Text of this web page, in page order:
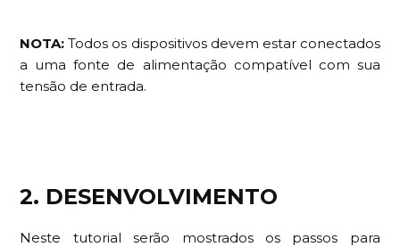
NOTA: Todos os dispositivos devem estar conectados
a uma fonte de alimentação compatível com sua
tensão de entrada.
2. DESENVOLVIMENTO
Neste tutorial serão mostrados os passos para